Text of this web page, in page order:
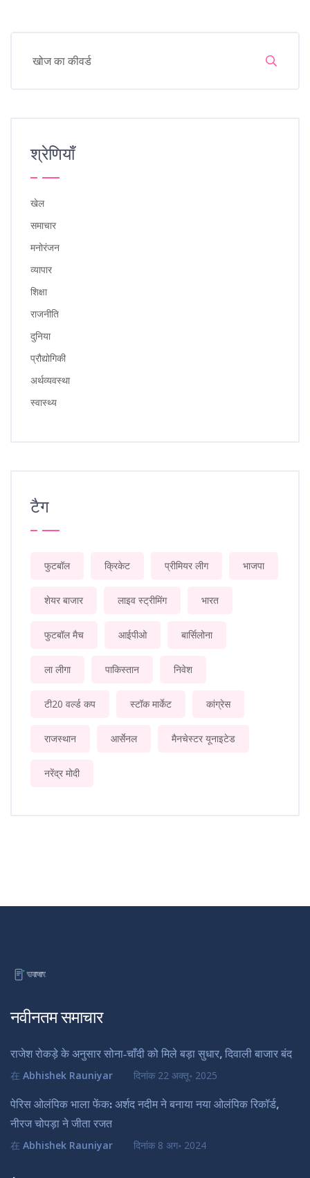
श्रेणियाँ
खेल
समाचार
मनोरंजन
व्यापार
शिक्षा
राजनीति
दुनिया
प्रौद्योगिकी
अर्थव्यवस्था
स्वास्थ्य
टैग
फुटबॉल क्रिकेट प्रीमियर लीग भाजपा
शेयर बाजार लाइव स्ट्रीमिंग भारत
फुटबॉल मैच आईपीओ बार्सिलोना
ला लीगा पाकिस्तान निवेश
टी20 वर्ल्ड कप स्टॉक मार्केट कांग्रेस
राजस्थान आर्सेनल मैनचेस्टर यूनाइटेड
नरेंद्र मोदी
नवीनतम समाचार
राजेश रोकड़े के अनुसार सोना‑चाँदी को मिले बड़ा सुधार, दिवाली बाजार बंद
在 Abhishek Rauniyar दिनांक 22 अक्तू॰ 2025
पेरिस ओलंपिक भाला फेंक: अर्शद नदीम ने बनाया नया ओलंपिक रिकॉर्ड,
नीरज चोपड़ा ने जीता रजत
在 Abhishek Rauniyar दिनांक 8 अग॰ 2024